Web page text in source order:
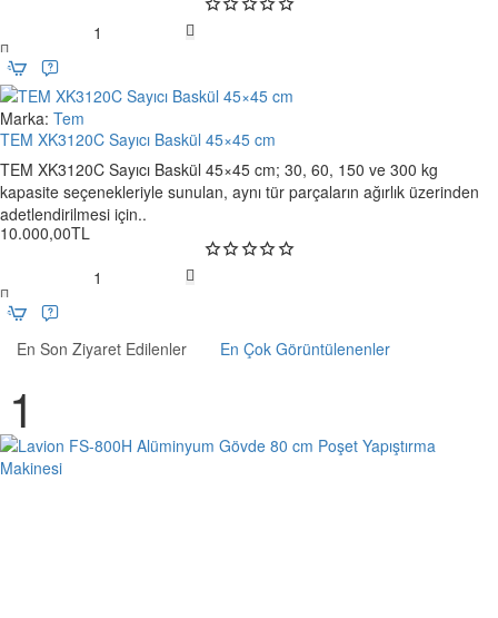
TEM
XK3120C
Sayıcı
Baskül
50×60
cm
Marka: Tem
TEM XK3120C Sayıcı Baskül 45×45 cm
TEM XK3120C Sayıcı Baskül 45×45 cm; 30, 60, 150 ve 300 kg
kapasite seçenekleriyle sunulan, aynı tür parçaların ağırlık üzerinden
adetlendirilmesi için..
10.000,00TL
TEM
XK3120C
Baskül
cm
En Son Ziyaret Edilenler En Çok Görüntülenenler